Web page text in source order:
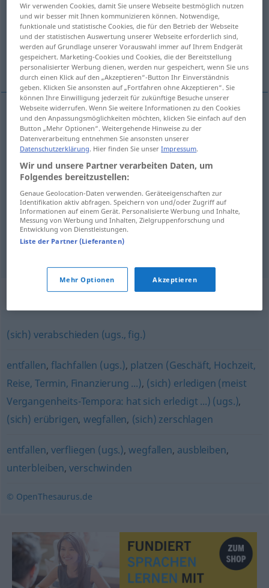
Übersicht aller Übersetzungen
(Für mehr Details die Übersetzung anklicken/antippen)
wypadać, nie odbyć się, nie działać, nawalać
wypadać <-paść>(gut, schlechtdobrze, źle)
ausfallen
odbyćsię pf ausfallen
niedziałać ausfallen Maschine
nawalać<-lić>UMG ausfallen
Synonyme für "ausfallen"
(sich) verabschieden (ugs., fig.)
entfallen, flachfallen (ugs.), platzen (Geschäft, Hochzeit,
Reise, Termin, Finanzierung ...), (sich) erledigen (meist
Vergangenheits-Tempora: hat sich erledigt ...) (ugs.),
(sich) erübrigen, wegfallen, (sich) zerschlagen
entfallen, verfliegen (ugs.),wegfallen, ausbleiben,
unterbleiben,verschwinden
© OpenThesaurus.de
Wir verwenden Cookies, damit Sie unsere Webseite bestmöglich nutzen
und wir besser mit Ihnen kommunizieren können. Notwendige,
funktionale und statistische Cookies, die für den Betrieb der Webseite
und der statistischen Auswertung unserer Webseite erforderlich sind,
werden auf Grundlage unserer Vorauswahl immer auf Ihrem Endgerät
gespeichert. Marketing-Cookies und Cookies, die der Bereitstellung
personalisierter Werbung dienen, werden nur gespeichert, wenn Sie uns
durch einen Klick auf den „Akzeptieren“-Button Ihr Einverständnis
geben. Klicken Sie ansonsten auf „Fortfahren ohne Akzeptieren“. Sie
können Ihre Einwilligung jederzeit für zukünftige Besuche unserer
Webseite widerrufen. Wenn Sie weitere Informationen zu den Cookies
und den Anpassungsmöglichkeiten möchten, klicken Sie einfach auf den
Button „Mehr Optionen“. Weitergehende Hinweise zu der
Datenverarbeitung entnehmen Sie ansonsten unserer
Datenschutzerklärung. Hier finden Sie unserImpressum.
Wir und unsere Partner verarbeiten Daten, um
Folgendes bereitzustellen:
Genaue Geolocation-Daten verwenden. Geräteeigenschaften zur
Identifikation aktiv abfragen. Speichern von und/oder Zugriff auf
Informationen auf einem Gerät. Personalisierte Werbung und Inhalte,
Messung von Werbung und Inhalten, Zielgruppenforschung und
Entwicklung von Dienstleistungen.
Liste der Partner (Lieferanten)
Mehr Optionen Akzeptieren